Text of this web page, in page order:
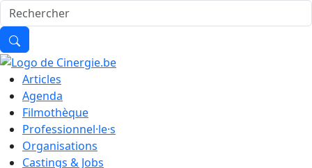
Articles
Agenda
Filmothèque
Professionnel·le·s
Organisations
Castings & Jobs